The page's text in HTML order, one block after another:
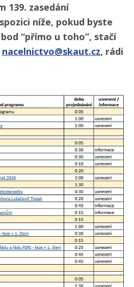
139. zasedání
níže, pokud byste
“přímo u toho”, stačí
nacelnictvo@skaut.cz, rádi